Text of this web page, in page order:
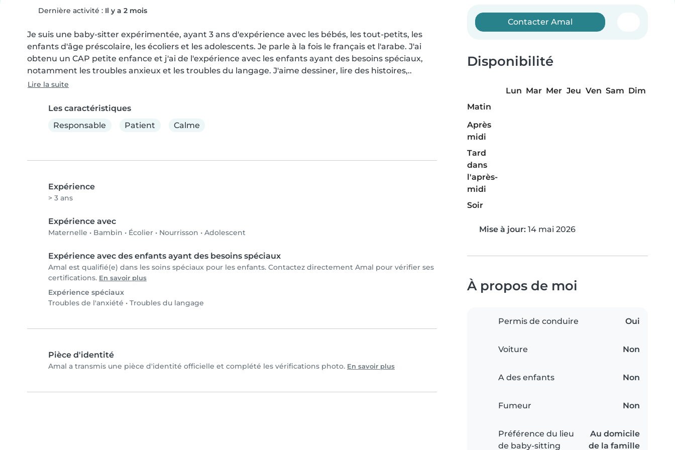
Dernière activité : Il y a 2 mois
Je suis une baby-sitter expérimentée, ayant 3 ans d'expérience avec les bébés, les tout-petits, les
enfants d'âge préscolaire, les écoliers et les adolescents. Je parle à la fois le français et l'arabe. J'ai
obtenu un CAP petite enfance et j'ai de l'expérience avec les enfants ayant des besoins spéciaux,
notamment les troubles anxieux et les troubles du langage. J'aime dessiner, lire des histoires,..
Lire la suite
Les caractéristiques
Responsable
Patient Calme
Expérience
> 3 ans
Expérience avec
Maternelle • Bambin • Écolier • Nourrisson • Adolescent
Expérience avec des enfants ayant des besoins spéciaux
Amal est qualifié(e) dans les soins spéciaux pour les enfants. Contactez directement Amal pour vérifier ses
certifications. En savoir plus
Expérience spéciaux
Troubles de l'anxiété • Troubles du langage
Pièce d'identité
Amal a transmis une pièce d'identité officielle et complété les vérifications photo. En savoir plus
Contacter Amal
Disponibilité
Lun Mar Mer Jeu Ven Sam Dim
Matin
Après
midi
Tard
dans
l'après-
midi
Soir
Mise à jour: 14 mai 2026
À propos de moi
Permis de conduire Oui
Voiture Non
A des enfants Non
Fumeur Non
Préférence du lieu
de baby-sitting
Au domicile
de la famille